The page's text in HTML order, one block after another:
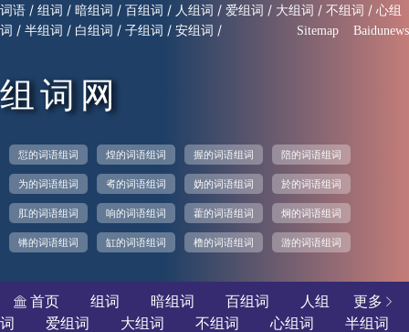
词语 / 组词 / 暗组词 / 百组词 / 人组词 / 爱组词 / 大组词 / 不组词 / 心组
词 / 半组词 / 白组词 / 子组词 / 安组词 / Sitemap Baidunews
组词网
愆的词语组词 煌的词语组词 握的词语组词 陪的词语组词
为的词语组词 耇的词语组词 妫的词语组词 於的词语组词
肛的词语组词 响的词语组词 藿的词语组词 炯的词语组词
锵的词语组词 缸的词语组词 橹的词语组词 游的词语组词
更多 
 首页 组词 暗组词 百组词
人组
词
爱组词 大组词 不组词 心组词
半组词